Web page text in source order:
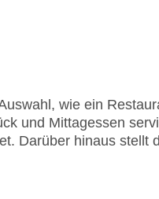
wie ein
und Mittagessen
Darüber hinaus stellt